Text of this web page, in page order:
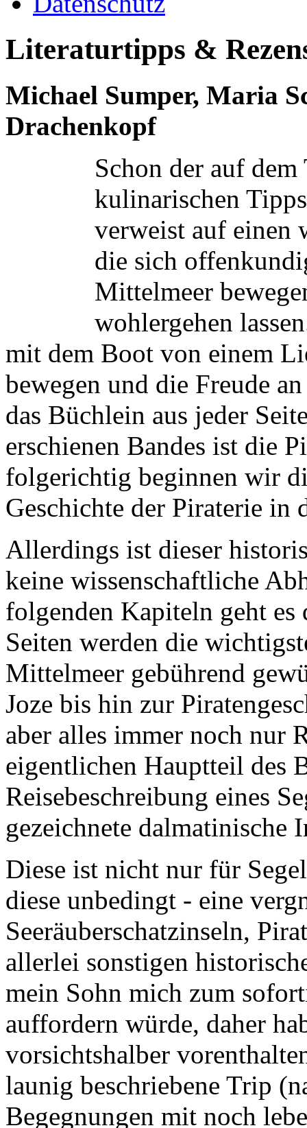
Literaturtipps &
Michael Sumper, Maria
Drachenkopf
Schon der auf
kulinarischen
verweist auf einen
die sich
Mittelmeer
wohlergehen
mit dem Boot von einem
bewegen und die Freude
das Büchlein aus jeder
erschienen Bandes ist die
folgerichtig beginnen wir
Geschichte der Piraterie
Allerdings ist dieser
keine wissenschaftliche
folgenden Kapiteln geht es
Seiten werden die
Mittelmeer gebührend
Joze bis hin zur
aber alles immer noch nur
eigentlichen Hauptteil des
Reisebeschreibung eines
gezeichnete dalmatinische
Diese ist nicht nur für
diese unbedingt - eine
Seeräuberschatzinseln,
allerlei sonstigen
mein Sohn mich zum
auffordern würde, daher
vorsichtshalber
launig beschriebene Trip
Begegnungen mit noch